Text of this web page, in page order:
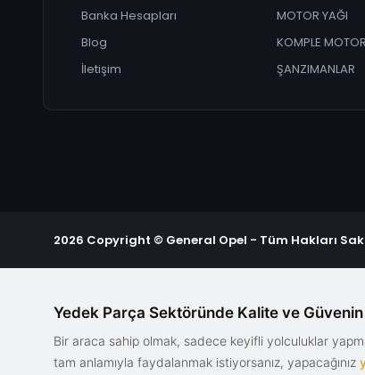
Banka Hesapları
Blog
İletişim
MOTOR YAĞI
KOMPLE MOTOR
ŞANZIMANLAR
2026 Copyright © General Opel - Tüm Hakları
Yedek Parça Sektöründe Kalite ve
Bir araca sahip olmak, sadece keyifli yolculuklar
tam anlamıyla faydalanmak istiyorsanız, yapacağınız